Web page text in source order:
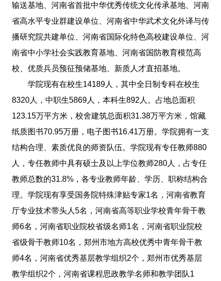
输送基地、河南省首批中华优秀传统文化传承基地、河南
省高水平专业群建设单位、河南省中华武术文化外译与传
播研究院共建单位、河南省国际化特色高校建设单位、河
南省中小学社会实践教育基地、河南省国防教育模范高
校、优质兵员预征预储基地、新质人才直招基地。
学院现有在校生14189人，其中全日制专科在校生
8320人，中职生5869人，本科生892人。占地总面积
123.15万平方米，校舍建筑总面积31.38万平方米，馆藏
纸质图书70.95万册，电子图书16.41万册。学院拥有一支
结构合理、素质优良的师资队伍。学院现有专任教师880
人，专任教师中具有硕士及以上学位教师280人，占专任
教师总数的31.8%，各专业教师年龄、学历、职称结构合
理。学院现有享受国务院特殊津贴专家1名，河南省教育
厅专业技术带头人5名，河南省高等职业学校青年骨干教
师6名，河南省职业院校省级名师1名，河南省职业院校
省级骨干教师10名，郑州市地方高校优秀中青年骨干教
师4名，河南省优秀基层教学组织2个，郑州市优秀基层
教学组织2个，河南省课程思政教学名师和教学团队1